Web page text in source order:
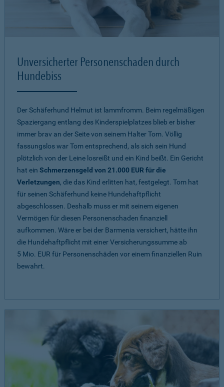
Unversicherter Personenschaden durch
Hundebiss
Der Schäferhund Helmut ist lammfromm. Beim regelmäßigen
Spaziergang entlang des Kinderspielplatzes blieb er bisher
immer brav an der Seite von seinem Halter Tom. Völlig
fassungslos war Tom entsprechend, als sich sein Hund
plötzlich von der Leine losreißt und ein Kind beißt. Ein Gericht
hat ein Schmerzensgeld von 21.000 EUR für die
Verletzungen, die das Kind erlitten hat, festgelegt. Tom hat
für seinen Schäferhund keine Hundehaftpflicht
abgeschlossen. Deshalb muss er mit seinem eigenen
Vermögen für diesen Personenschaden finanziell
aufkommen. Wäre er bei der Barmenia versichert, hätte ihn
die Hundehaftpflicht mit einer Versicherungssumme ab
5 Mio. EUR für Personenschäden vor einem finanziellen Ruin
bewahrt.